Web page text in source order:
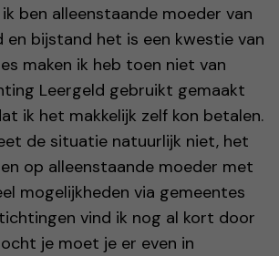
ben alleenstaande moeder van
en bijstand het is een kwestie van
maken ik heb toen niet van
Leergeld gebruikt gemaakt
ik het makkelijk zelf kon betalen.
de situatie natuurlijk niet, het
op alleenstaande moeder met
mogelijkheden via gemeentes
vind ik nog al kort door
je moet je er even in